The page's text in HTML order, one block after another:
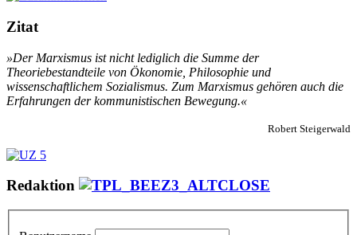
Zitat
»Der Marxismus ist nicht lediglich die Summe der
Theoriebestandteile von Ökonomie, Philosophie und
wissenschaftlichem Sozialismus. Zum Marxismus gehören auch die
Erfahrungen der kommunistischen Bewegung.«
Robert Steigerwald
Redaktion